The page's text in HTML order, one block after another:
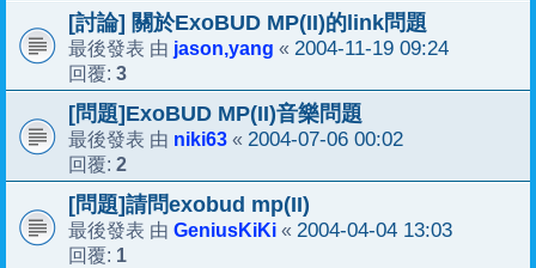
[討論] 關於ExoBUD MP(II)的link問題
最後發表 由 jason,yang « 2004-11-19 09:24
回覆: 3
[問題]ExoBUD MP(II)音樂問題
最後發表 由 niki63 « 2004-07-06 00:02
回覆: 2
[問題]請問exobud mp(II)
最後發表 由 GeniusKiKi « 2004-04-04 13:03
回覆: 1